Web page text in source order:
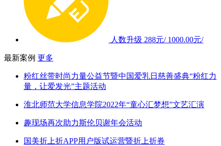
人数升级 288元/ 1000.00元/
最新案例 更多
粉红丝带时尚力量公益节暨中国爱乳日慈善盛典“粉红力
量，让爱发光”主题活动
淮北师范大学信息学院2022年“童心汇梦想”文艺汇演
趣现场再次助力斯伦贝谢年会活动
国美折上折APP用户版试运营暨折上折券